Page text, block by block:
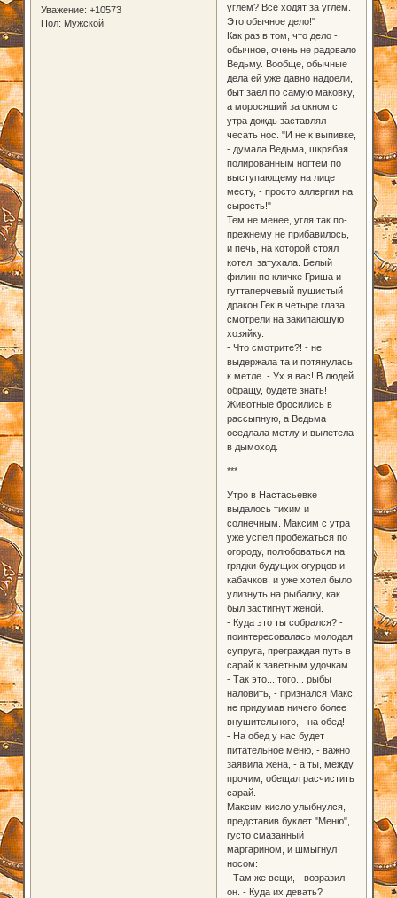
Уважение: +10573
Пол: Мужской
углем? Все ходят за углем.
Это обычное дело!"
Как раз в том, что дело -
обычное, очень не радовало
Ведьму. Вообще, обычные
дела ей уже давно надоели,
быт заел по самую маковку,
а моросящий за окном с
утра дождь заставлял
чесать нос. "И не к выпивке,
- думала Ведьма, шкрябая
полированным ногтем по
выступающему на лице
месту, - просто аллергия на
сырость!"
Тем не менее, угля так по-
прежнему не прибавилось,
и печь, на которой стоял
котел, затухала. Белый
филин по кличке Гриша и
гуттаперчевый пушистый
дракон Гек в четыре глаза
смотрели на закипающую
хозяйку.
- Что смотрите?! - не
выдержала та и потянулась
к метле. - Ух я вас! В людей
обращу, будете знать!
Животные бросились в
рассыпную, а Ведьма
оседлала метлу и вылетела
в дымоход.
***
Утро в Настасьевке
выдалось тихим и
солнечным. Максим с утра
уже успел пробежаться по
огороду, полюбоваться на
грядки будущих огурцов и
кабачков, и уже хотел было
улизнуть на рыбалку, как
был застигнут женой.
- Куда это ты собрался? -
поинтересовалась молодая
супруга, преграждая путь в
сарай к заветным удочкам.
- Так это... того... рыбы
наловить, - признался Макс,
не придумав ничего более
внушительного, - на обед!
- На обед у нас будет
питательное меню, - важно
заявила жена, - а ты, между
прочим, обещал расчистить
сарай.
Максим кисло улыбнулся,
представив буклет "Меню",
густо смазанный
маргарином, и шмыгнул
носом:
- Там же вещи, - возразил
он. - Куда их девать?